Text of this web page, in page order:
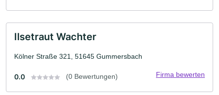
Ilsetraut Wachter
Kölner Straße 321, 51645 Gummersbach
0.0 (0 Bewertungen) Firma bewerten